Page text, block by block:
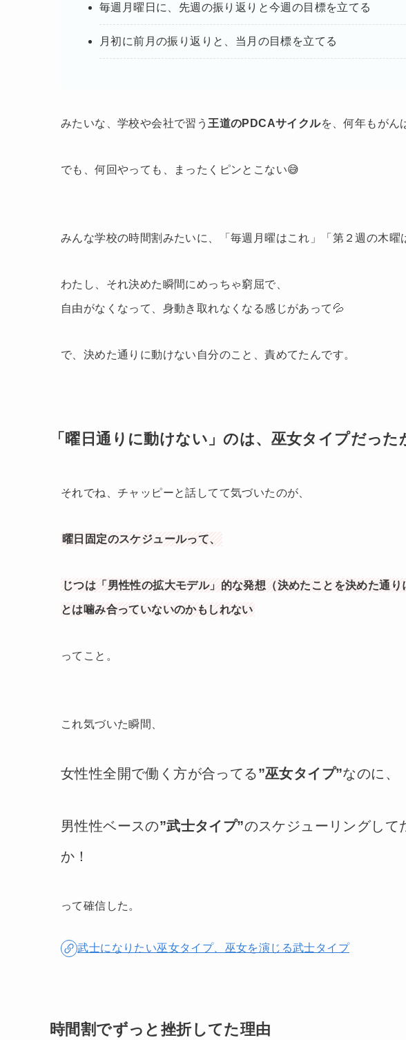
毎週月曜日に、先週の振り返りと今週の目標を立てる
月初に前月の振り返りと、当月の目標を立てる
みたいな、学校や会社で習う 王道のPDCAサイクルを、何年もがん
でも、何回やっても、まったくピンとこない😅
みんな学校の時間割みたいに、「毎週月曜はこれ」「第２週の木曜
わたし、それ決めた瞬間にめっちゃ窮屈で、
自由がなくなって、身動き取れなくなる感じがあって💦
で、決めた通りに動けない自分のこと、責めてたんです。
「曜日通りに動けない」のは、巫女タイプだった
それでね、チャッピーと話してて気づいたのが、
曜日固定のスケジュールって、
じつは「男性性の拡大モデル」的な発想（決めたことを決めた通
とは噛み合っていないのかもしれない
ってこと。
これ気づいた瞬間、
女性性全開で働く方が合ってる”巫女タイプ”なのに、
男性性ベースの”武士タイプ”のスケジューリングして
か！
って確信した。
武士になりたい巫女タイプ、巫女を演じる武士タイプ
時間割でずっと挫折してた理由